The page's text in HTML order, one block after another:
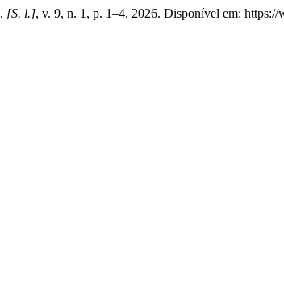
, [S. l.], v. 9, n. 1, p. 1–4, 2026. Disponível em: